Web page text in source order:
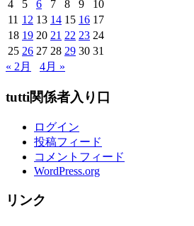
介
↓
～
4
5 6 7 8 9
10
11 12 13 14 15 16 17
18 19 20 21 22 23 24
25 26 27 28 29 30 31
« 2月
4月 »
tutti関係者入り口
ログイン
投稿フィード
コメントフィード
WordPress.org
リンク